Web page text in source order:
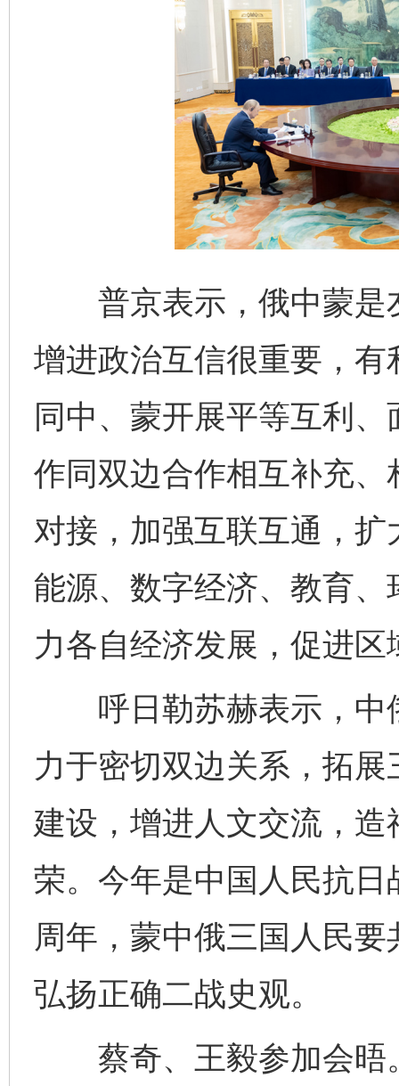
普京表示，俄中蒙是
增进政治互信很重要，
同中、蒙开展平等互利
作同双边合作相互补充
对接，加强互联互通，
能源、数字经济、教育
力各自经济发展，促进
呼日勒苏赫表示，中
力于密切双边关系，拓
建设，增进人文交流，
荣。今年是中国人民抗
周年，蒙中俄三国人民
弘扬正确二战史观。
蔡奇、王毅参加会晤
完善运行机制助力责任有效落实 一纸欠